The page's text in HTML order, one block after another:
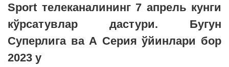
Sport телеканалининг 7 апрель кунги
кўрсатувлар дастури. Бугун
Суперлига ва А Серия ўйинлари бор
2023 y